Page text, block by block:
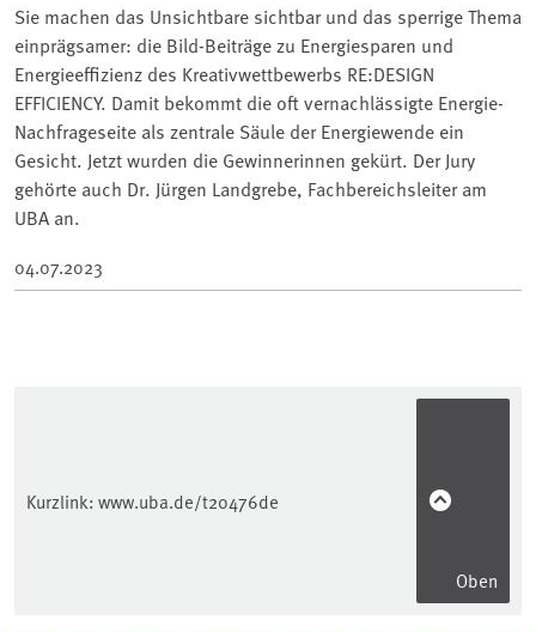
Sie machen das Unsichtbare sichtbar und das sperrige Thema
einprägsamer: die Bild-Beiträge zu Energiesparen und
Energieeffizienz des Kreativwettbewerbs RE:DESIGN
EFFICIENCY. Damit bekommt die oft vernachlässigte Energie-
Nachfrageseite als zentrale Säule der Energiewende ein
Gesicht. Jetzt wurden die Gewinnerinnen gekürt. Der Jury
gehörte auch Dr. Jürgen Landgrebe, Fachbereichsleiter am
UBA an.
04.07.2023
Kurzlink: www.uba.de/t20476de
Oben